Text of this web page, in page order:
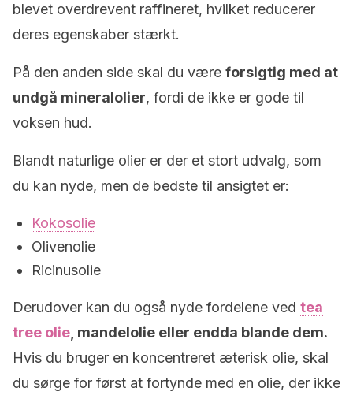
blevet overdrevent raffineret, hvilket reducerer
deres egenskaber stærkt.
På den anden side skal du være forsigtig med at
undgå mineralolier, fordi de ikke er gode til
voksen hud.
Blandt naturlige olier er der et stort udvalg, som
du kan nyde, men de bedste til ansigtet er:
Kokosolie
Olivenolie
Ricinusolie
Derudover kan du også nyde fordelene ved tea
tree olie , mandelolie eller endda blande dem.
Hvis du bruger en koncentreret æterisk olie, skal
du sørge for først at fortynde med en olie, der ikke